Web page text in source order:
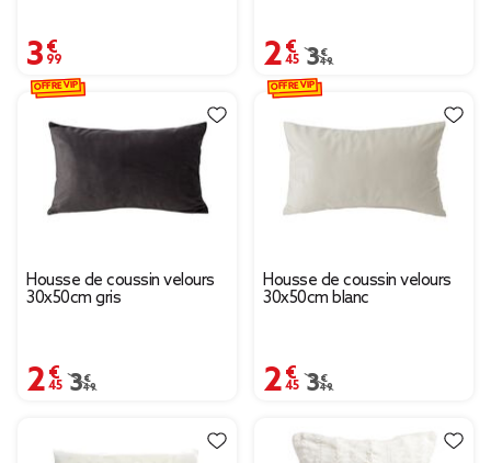
3,99 € 2,45 €
Prix remisé de 3,49 €
3,49 €
Housse de coussin velours
30x50cm gris
2,45 €
Prix remisé de 3,49 € à 2,45 €
3,49 €
OFFRE VIP
Housse de coussin velours
30x50cm blanc
2,45 €
Prix remisé de 3,49 €
3,49 €
OFFRE VIP